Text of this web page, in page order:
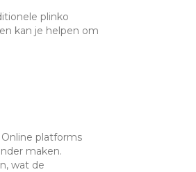
plinko
kan je helpen om
platforms
maken.
wat de